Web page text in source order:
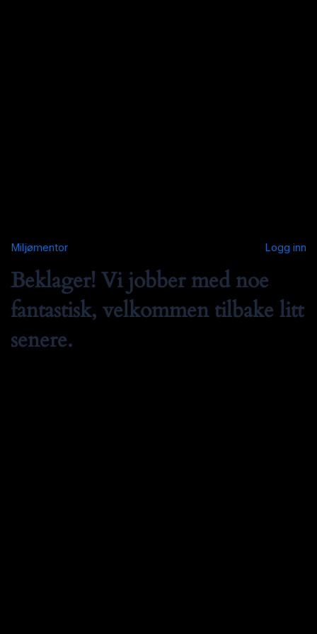
Miljømentor Logg inn
Beklager! Vi jobber med noe
fantastisk, velkommen tilbake litt
senere.